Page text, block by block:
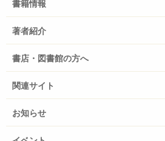
書籍情報
著者紹介
書店・図書館の方へ
関連サイト
お知らせ